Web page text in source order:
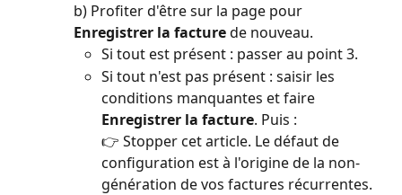
b) Profiter d'être sur la page pour
Enregistrer la facture de nouveau.
Si tout est présent : passer au point 3.
Si tout n'est pas présent : saisir les
conditions manquantes et faire
Enregistrer la facture. Puis :
👉 Stopper cet article. Le défaut de
configuration est à l'origine de la non-
génération de vos factures récurrentes.